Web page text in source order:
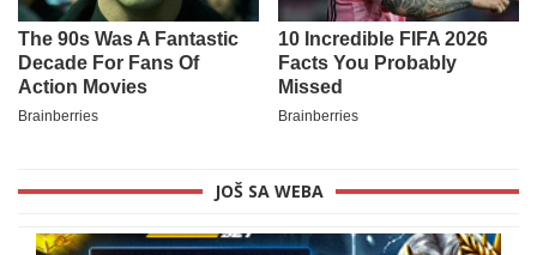
JOŠ SA WEBA